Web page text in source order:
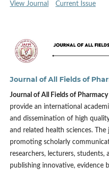
View Journal Current Issue
Journal of All Fields of
Journal of All Fields of
provide an international
and dissemination of high
and related health sciences.
promoting scholarly
researchers, lecturers, students,
publishing innovative, evidence